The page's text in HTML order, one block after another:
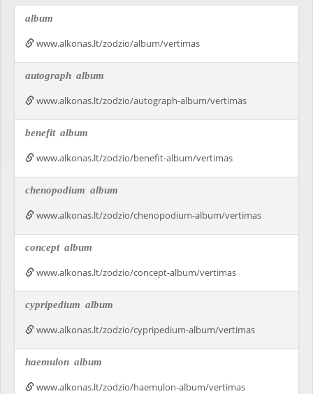
album
www.alkonas.lt/zodzio/album/vertimas
autograph album
www.alkonas.lt/zodzio/autograph-album/vertimas
benefit album
www.alkonas.lt/zodzio/benefit-album/vertimas
chenopodium album
www.alkonas.lt/zodzio/chenopodium-album/vertimas
concept album
www.alkonas.lt/zodzio/concept-album/vertimas
cypripedium album
www.alkonas.lt/zodzio/cypripedium-album/vertimas
haemulon album
www.alkonas.lt/zodzio/haemulon-album/vertimas